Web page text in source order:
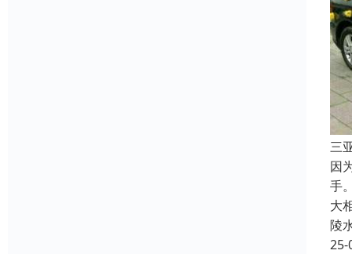
三
因
手
大
陵
25-